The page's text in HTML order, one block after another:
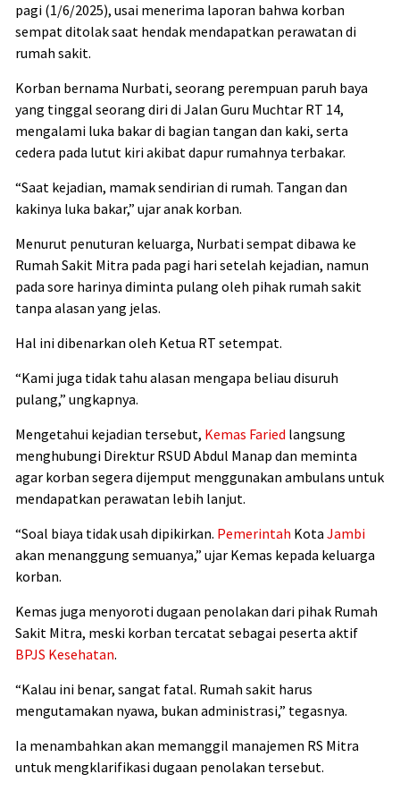
pagi (1/6/2025), usai menerima laporan bahwa korban
sempat ditolak saat hendak mendapatkan perawatan di
rumah sakit.
Korban bernama Nurbati, seorang perempuan paruh baya
yang tinggal seorang diri di Jalan Guru Muchtar RT 14,
mengalami luka bakar di bagian tangan dan kaki, serta
cedera pada lutut kiri akibat dapur rumahnya terbakar.
“Saat kejadian, mamak sendirian di rumah. Tangan dan
kakinya luka bakar,” ujar anak korban.
Menurut penuturan keluarga, Nurbati sempat dibawa ke
Rumah Sakit Mitra pada pagi hari setelah kejadian, namun
pada sore harinya diminta pulang oleh pihak rumah sakit
tanpa alasan yang jelas.
Hal ini dibenarkan oleh Ketua RT setempat.
“Kami juga tidak tahu alasan mengapa beliau disuruh
pulang,” ungkapnya.
Mengetahui kejadian tersebut, Kemas Faried langsung
menghubungi Direktur RSUD Abdul Manap dan meminta
agar korban segera dijemput menggunakan ambulans untuk
mendapatkan perawatan lebih lanjut.
“Soal biaya tidak usah dipikirkan. Pemerintah Kota Jambi
akan menanggung semuanya,” ujar Kemas kepada keluarga
korban.
Kemas juga menyoroti dugaan penolakan dari pihak Rumah
Sakit Mitra, meski korban tercatat sebagai peserta aktif
BPJS Kesehatan.
“Kalau ini benar, sangat fatal. Rumah sakit harus
mengutamakan nyawa, bukan administrasi,” tegasnya.
Ia menambahkan akan memanggil manajemen RS Mitra
untuk mengklarifikasi dugaan penolakan tersebut.